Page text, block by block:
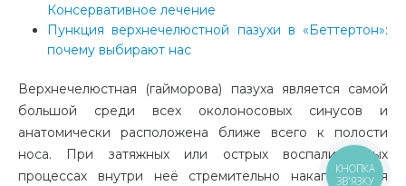
Консервативное лечение
Пункция верхнечелюстной пазухи в «Беттертон»:
почему выбирают нас
Верхнечелюстная (гайморова) пазуха является самой
большой среди всех околоносовых синусов и
анатомически расположена ближе всего к полости
носа. При затяжных или острых воспалительных
процессах внутри неё стремительно накапливается
КНОПКА
ЗВ'ЯЗКУ